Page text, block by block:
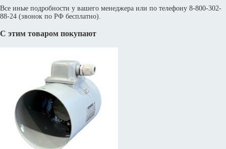
Все иные подробности у вашего менеджера или по телефону 8-800-302-
88-24 (звонок по РФ бесплатно).
С этим товаром покупают